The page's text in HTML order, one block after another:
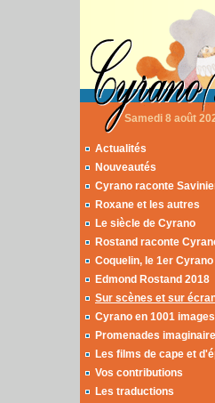
Samedi 8 août
Actualités
Nouveautés
Cyrano raconte
Roxane et les autres
Le siècle de Cyrano
Rostand raconte
Coquelin, le 1er Cyrano
Edmond Rostand 2018
Sur scènes et sur
Cyrano en 1001 images
Promenades
Les films de cape et
Vos contributions
Les traductions